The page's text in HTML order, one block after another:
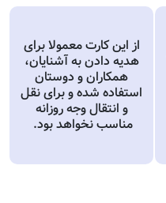
از این کارت معمولا برای
هدیه دادن به آشنایان،
همکاران و دوستان
استفاده شده و برای نقل
و انتقال وجه روزانه
مناسب نخواهد بود.